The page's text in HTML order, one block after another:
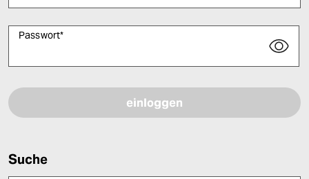
Passwort*
Suche